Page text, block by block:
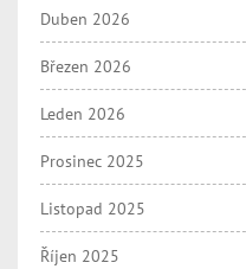
Duben 2026
Březen 2026
Leden 2026
Prosinec 2025
Listopad 2025
Říjen 2025